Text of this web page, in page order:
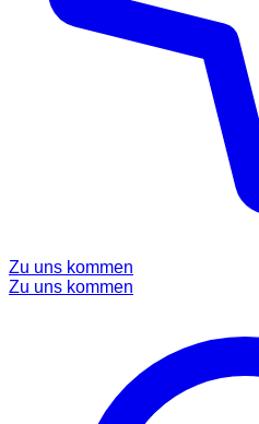
Zu uns kommen
Zu uns kommen